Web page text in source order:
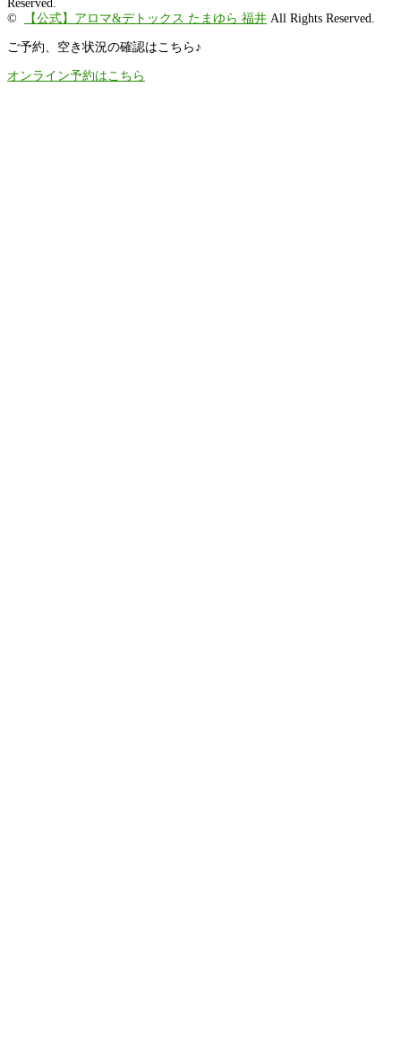
Reserved.
©
【公式】アロマ&デトックス たまゆら 福井 All Rights Reserved.
ご予約、空き状況の確認はこちら♪
オンライン予約はこちら